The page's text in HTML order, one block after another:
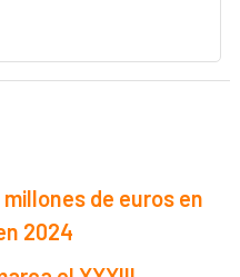
de euros en
2024